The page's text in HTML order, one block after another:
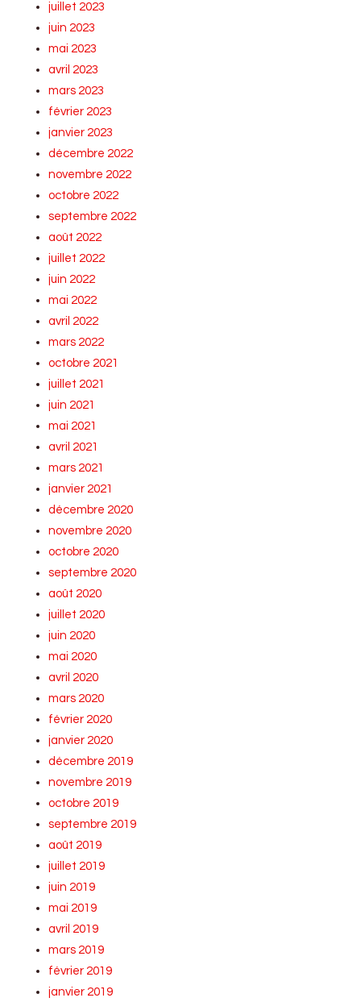
juillet 2023
juin 2023
mai 2023
avril 2023
mars 2023
février 2023
janvier 2023
décembre 2022
novembre 2022
octobre 2022
septembre 2022
août 2022
juillet 2022
juin 2022
mai 2022
avril 2022
mars 2022
octobre 2021
juillet 2021
juin 2021
mai 2021
avril 2021
mars 2021
janvier 2021
décembre 2020
novembre 2020
octobre 2020
septembre 2020
août 2020
juillet 2020
juin 2020
mai 2020
avril 2020
mars 2020
février 2020
janvier 2020
décembre 2019
novembre 2019
octobre 2019
septembre 2019
août 2019
juillet 2019
juin 2019
mai 2019
avril 2019
mars 2019
février 2019
janvier 2019